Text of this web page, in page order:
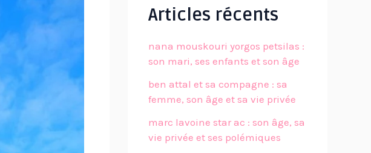
Articles récents
nana mouskouri yorgos petsilas :
son mari, ses enfants et son âge
ben attal et sa compagne : sa
femme, son âge et sa vie privée
marc lavoine star ac : son âge, sa
vie privée et ses polémiques